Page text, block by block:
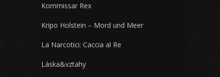
Kommissar Rex
Kripo Holstein – Mord und Meer
La Narcotici: Caccia al Re
Láska&vztahy